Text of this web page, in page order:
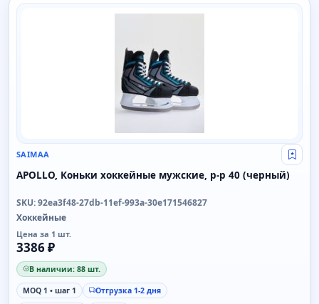
SAIMAA
SAIMAA Свой
APOLLO, Коньки хоккейные мужские, р-р 40 (черный)
SKU: 92ea3f48-27db-11ef-993a-30e171546827
Хоккейные
Цена за 1 шт.
3386 ₽
В наличии: 88 шт.
MOQ 1 • шаг 1
Отгрузка 1-2 дня